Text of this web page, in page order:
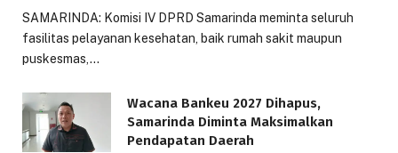
SAMARINDA: Komisi IV DPRD Samarinda meminta seluruh
fasilitas pelayanan kesehatan, baik rumah sakit maupun
puskesmas,…
Wacana Bankeu 2027 Dihapus,
Samarinda Diminta Maksimalkan
Pendapatan Daerah